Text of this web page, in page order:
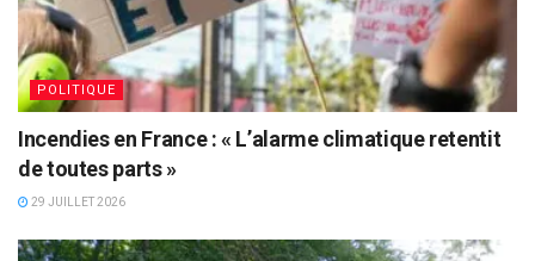
POLITIQUE
Incendies en France : « L’alarme climatique retentit
de toutes parts »
29 JUILLET 2026